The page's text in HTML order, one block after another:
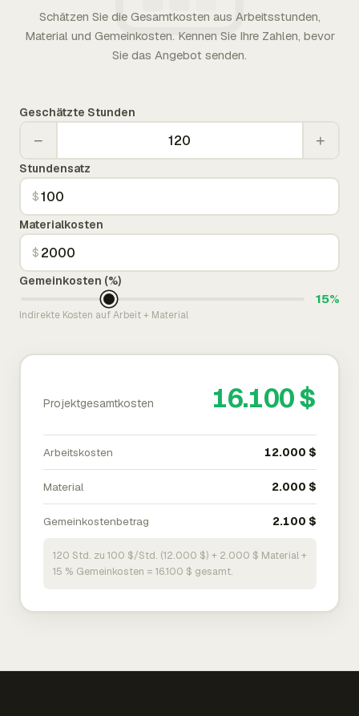
Schätzen Sie die Gesamtkosten aus Arbeitsstunden,
Material und Gemeinkosten. Kennen Sie Ihre Zahlen, bevor
Sie das Angebot senden.
Geschätzte Stunden
− +
Stundensatz
$
Materialkosten
$
Gemeinkosten (%)
15%
Indirekte Kosten auf Arbeit + Material
Projektgesamtkosten 16.100 $
Arbeitskosten 12.000 $
Material 2.000 $
Gemeinkostenbetrag 2.100 $
120 Std. zu 100 $/Std. (12.000 $) + 2.000 $ Material +
15 % Gemeinkosten = 16.100 $ gesamt.